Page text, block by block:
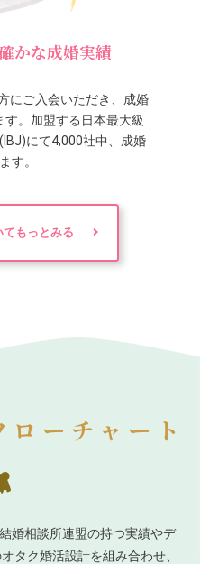
かな成婚実績
にご入会いただき、成婚
。加盟する日本最大級
にて4,000社中、成婚
す。
てもっとみる
ーチャート
婚相談所連盟の持つ実績やデ
タク婚活設計を組み合わせ、